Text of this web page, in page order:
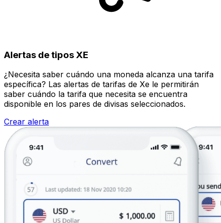
Alertas de tipos XE
¿Necesita saber cuándo una moneda alcanza una tarifa
específica? Las alertas de tarifas de Xe le permitirán
saber cuándo la tarifa que necesita se encuentra
disponible en los pares de divisas seleccionados.
Crear alerta